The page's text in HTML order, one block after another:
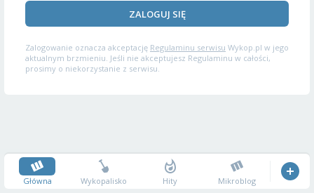
ZALOGUJ SIĘ
Zalogowanie oznacza akceptację Regulaminu serwisu Wykop.pl w jego
aktualnym brzmieniu. Jeśli nie akceptujesz Regulaminu w całości,
prosimy o niekorzystanie z serwisu.
Główna Wykopalisko Hity Mikroblog